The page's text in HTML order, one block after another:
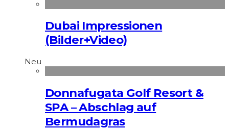
Dubai Impressionen
(Bilder+Video)
Neu
Donnafugata Golf Resort &
SPA – Abschlag auf
Bermudagras